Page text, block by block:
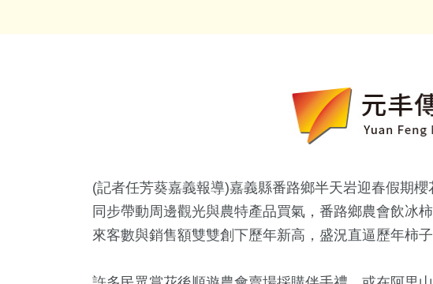
(記者任芳葵嘉義報導)嘉義縣番路鄉半天岩迎春假期
同步帶動周邊觀光與農特產品買氣，番路鄉農會飲冰
來客數與銷售額雙雙創下歷年新高，盛況直逼歷年柿子